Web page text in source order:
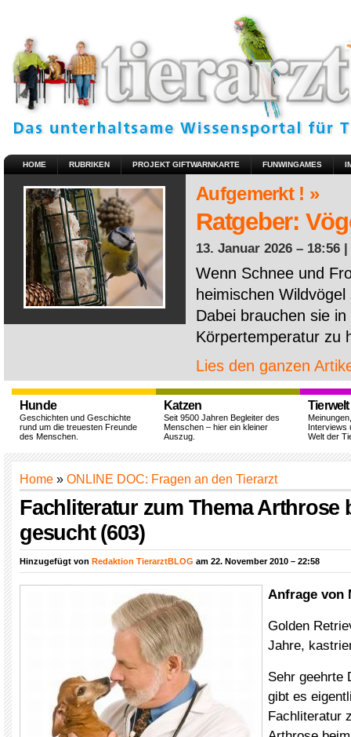
HOME RUBRIKEN PROJEKT GIFTWARNKARTE FUNWINGAMES
Aufgemerkt ! »
Ratgeber:
13. Januar 2026 – 18:56 |
Wenn Schnee und
heimischen
Dabei brauchen sie
Körpertemperatur zu
Lies den ganzen
Hunde
Geschichten und Geschichte
rund um die treuesten Freunde
des Menschen.
Katzen
Seit 9500 Jahren Begleiter des
Menschen – hier ein kleiner
Auszug.
Tierwelt
Interviews
Welt der
Home » ONLINE DOC: Fragen an den Tierarzt
Fachliteratur zum Thema Arthrose
gesucht (603)
Hinzugefügt von Redaktion TierarztBLOG am 22. November 2010 – 22:58
Anfrage von
Golden
Jahre,
Sehr geehrte
gibt es
Fachliteratur